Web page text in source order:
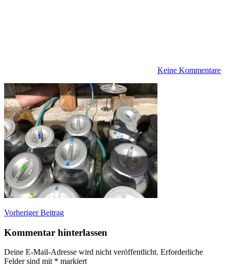
Keine Kommentare
Beitragsnavigation
Vorheriger Beitrag
Kommentar hinterlassen
Deine E-Mail-Adresse wird nicht veröffentlicht. Erforderliche
Felder sind mit * markiert